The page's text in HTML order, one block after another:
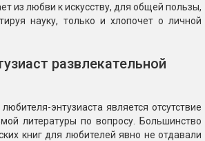
из любви к искусству, для общей пользы,
науку, только и хлопочет о личной
развлекательной
энтузиаста является отсутствие
литературы по вопросу. Большинство
книг для любителей явно не отдавали